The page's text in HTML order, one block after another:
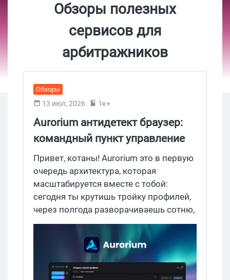
Обзоры полезных
сервисов для
арбитражников
Обзоры
13 июл, 2026 1к+
Aurorium антидетект браузер:
командный пункт управление
трафиком с тарифами от 10
USD
Привет, котаны! Aurorium это в первую
очередь архитектура, которая
масштабируется вместе с тобой:
сегодня ты крутишь тройку профилей,
через полгода разворачиваешь сотню,
а через год у тебя уже несколько
отделов, аккаунты на прогреве и
задачи, которые нужно раздать
командам, сохраняя контроль и
анонимность. Именно архитектура,